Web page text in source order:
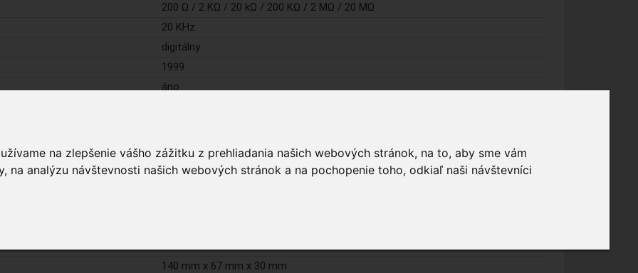
na zlepšenie vášho zážitku z prehliadania našich webových stránok, na to, aby sme vám
na analýzu návštevnosti našich webových stránok a na pochopenie toho, odkiaľ naši návštevníci
200 Ω / 2 KΩ / 20 kΩ / 200 KΩ / 2 MΩ / 20 MΩ
20 KHz
digitálny
1999
áno
áno
áno
140 mm x 67 mm x 30 mm